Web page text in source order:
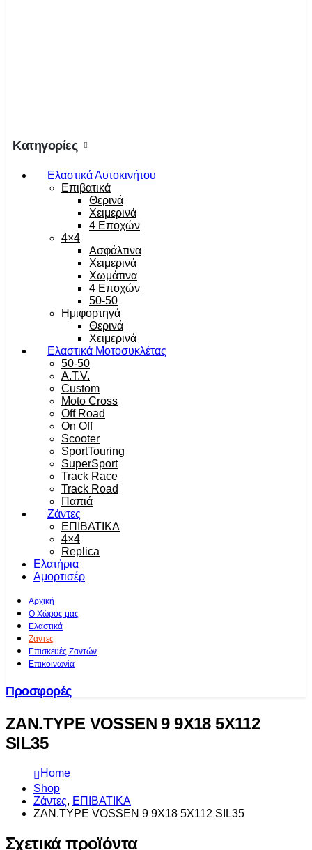
Κατηγορίες
Ελαστικά Αυτοκινήτου
Επιβατικά
Θερινά
Χειμερινά
4 Εποχών
4×4
Ασφάλτινα
Χειμερινά
Χωμάτινα
4 Εποχών
50-50
Ημιφορτηγά
Θερινά
Χειμερινά
Ελαστικά Μοτοσυκλέτας
50-50
A.T.V.
Custom
Moto Cross
Off Road
On Off
Scooter
SportTouring
SuperSport
Track Race
Track Road
Παπιά
Ζάντες
ΕΠΙΒΑΤΙΚΑ
4×4
Replica
Ελατήρια
Αμορτισέρ
Αρχική
Ο Χώρος μας
Ελαστικά
Ζάντες
Επισκευές Ζαντών
Επικοινωνία
Προσφορές
ZAN.TYPE VOSSEN 9 9X18 5X112
SIL35
Home
Shop
Ζάντες, ΕΠΙΒΑΤΙΚΑ
ZAN.TYPE VOSSEN 9 9X18 5X112 SIL35
Σχετικά προϊόντα